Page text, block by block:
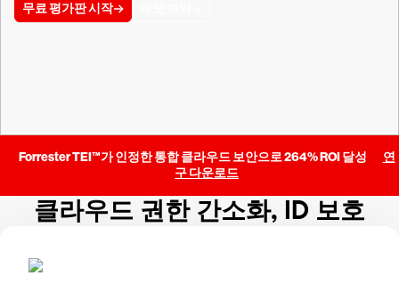
무료 평가판 시작
Forrester TEI™가 인정한 통합 클라우드 보안으로 264% ROI 달성
연
구 다운로드
클라우드 권한 간소화, ID 보호